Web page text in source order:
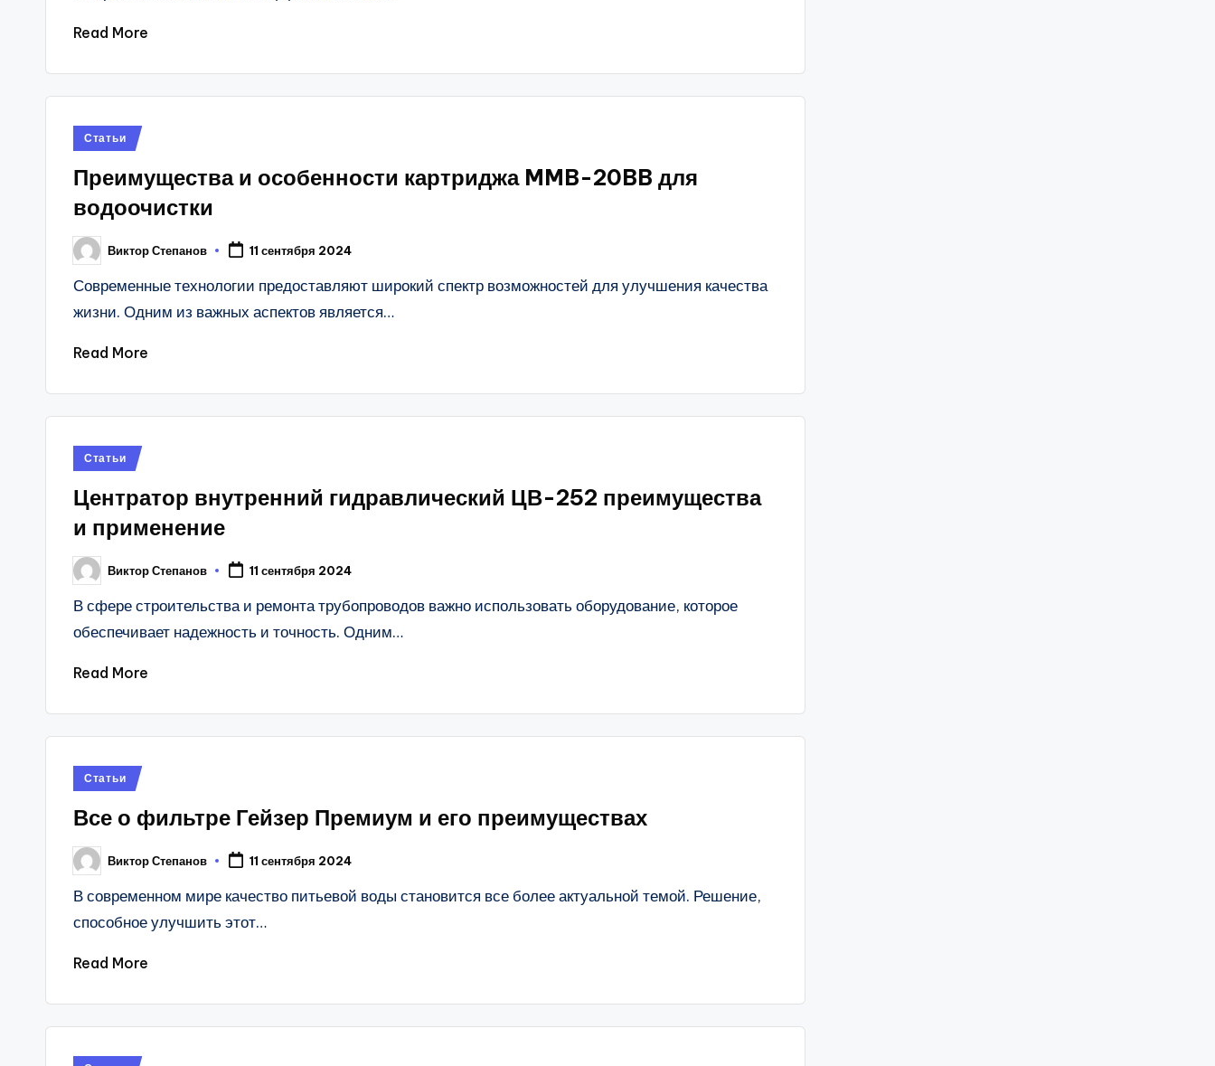
Read More
Posted
Статьи
Преимущества и особенности картриджа MMB-20BB для
водоочистки
Posted
by
Виктор Степанов 11 сентября 2024
Современные технологии предоставляют широкий спектр возможностей для улучшения качества
жизни. Одним из важных аспектов является…
Read More
Posted
Статьи
Центратор внутренний гидравлический ЦВ-252 преимущества
и применение
Posted
by
Виктор Степанов 11 сентября 2024
В сфере строительства и ремонта трубопроводов важно использовать оборудование, которое
обеспечивает надежность и точность. Одним…
Read More
Posted
Статьи
Все о фильтре Гейзер Премиум и его преимуществах
Posted
by
Виктор Степанов 11 сентября 2024
В современном мире качество питьевой воды становится все более актуальной темой. Решение,
способное улучшить этот…
Read More